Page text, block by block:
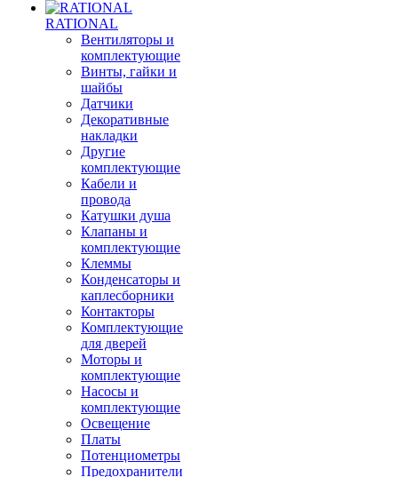
RATIONAL
Вентиляторы и
комплектующие
Винты, гайки и
шайбы
Датчики
Декоративные
накладки
Другие
комплектующие
Кабели и
провода
Катушки душа
Клапаны и
комплектующие
Клеммы
Конденсаторы и
каплесборники
Контакторы
Комплектующие
для дверей
Моторы и
комплектующие
Насосы и
комплектующие
Освещение
Платы
Потенциометры
Предохранители